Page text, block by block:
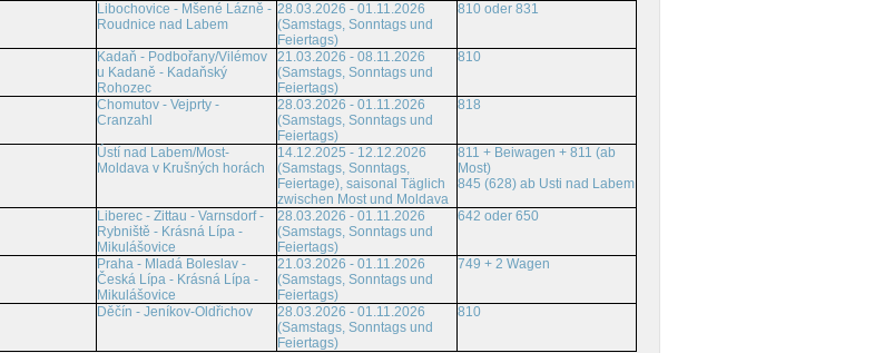
Libochovice - Mšené Lázně -
Roudnice nad Labem
28.03.2026 - 01.11.2026
(Samstags, Sonntags und
Feiertags)
810 oder 831
Kadaň - Podbořany/Vilémov
u Kadaně - Kadaňský
Rohozec
21.03.2026 - 08.11.2026
(Samstags, Sonntags und
Feiertags)
810
Chomutov - Vejprty -
Cranzahl
28.03.2026 - 01.11.2026
(Samstags, Sonntags und
Feiertags)
818
Ústí nad Labem/Most-
Moldava v Krušných horách
14.12.2025 - 12.12.2026
(Samstags, Sonntags,
Feiertage), saisonal Täglich
zwischen Most und Moldava
811 + Beiwagen + 811 (ab
Most)
845 (628) ab Usti nad Labem
Liberec - Zittau - Varnsdorf -
Rybniště - Krásná Lípa -
Mikulášovice
28.03.2026 - 01.11.2026
(Samstags, Sonntags und
Feiertags)
642 oder 650
Praha - Mladá Boleslav -
Česká Lípa - Krásná Lípa -
Mikulášovice
21.03.2026 - 01.11.2026
(Samstags, Sonntags und
Feiertags)
749 + 2 Wagen
Děčín - Jeníkov-Oldřichov
28.03.2026 - 01.11.2026
(Samstags, Sonntags und
Feiertags)
810